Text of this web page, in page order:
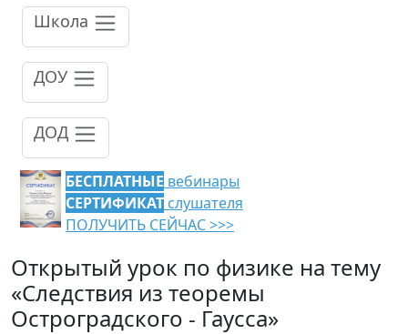
Школа
ДОУ
ДОД
БЕСПЛАТНЫЕ вебинары
СЕРТИФИКАТ слушателя
ПОЛУЧИТЬ СЕЙЧАС >>>
Открытый урок по физике на тему
«Следствия из теоремы
Остроградского - Гаусса»